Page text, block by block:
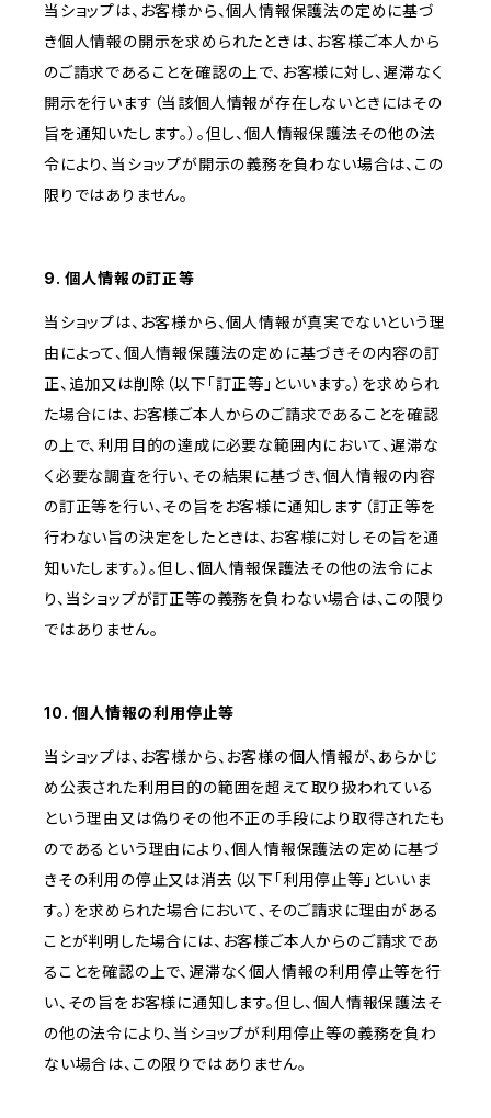
当ショップは、お客様から、個人情報保護法の定めに基づ
き個人情報の開示を求められたときは、お客様ご本人から
のご請求であることを確認の上で、お客様に対し、遅滞なく
開示を行います（当該個人情報が存在しないときにはその
旨を通知いたします。）。但し、個人情報保護法その他の法
令により、当ショップが開示の義務を負わない場合は、この
限りではありません。
9. 個人情報の訂正等
当ショップは、お客様から、個人情報が真実でないという理
由によって、個人情報保護法の定めに基づきその内容の訂
正、追加又は削除（以下「訂正等」といいます。）を求められ
た場合には、お客様ご本人からのご請求であることを確認
の上で、利用目的の達成に必要な範囲内において、遅滞な
く必要な調査を行い、その結果に基づき、個人情報の内容
の訂正等を行い、その旨をお客様に通知します（訂正等を
行わない旨の決定をしたときは、お客様に対しその旨を通
知いたします。）。但し、個人情報保護法その他の法令によ
り、当ショップが訂正等の義務を負わない場合は、この限り
ではありません。
10. 個人情報の利用停止等
当ショップは、お客様から、お客様の個人情報が、あらかじ
め公表された利用目的の範囲を超えて取り扱われている
という理由又は偽りその他不正の手段により取得されたも
のであるという理由により、個人情報保護法の定めに基づ
きその利用の停止又は消去（以下「利用停止等」といいま
す。）を求められた場合において、そのご請求に理由がある
ことが判明した場合には、お客様ご本人からのご請求であ
ることを確認の上で、遅滞なく個人情報の利用停止等を行
い、その旨をお客様に通知します。但し、個人情報保護法そ
の他の法令により、当ショップが利用停止等の義務を負わ
ない場合は、この限りではありません。